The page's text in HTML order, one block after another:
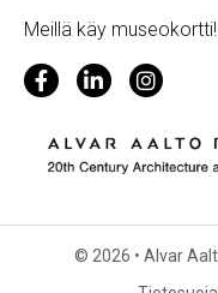
Meillä käy museokortti!
© 2026 • Alvar